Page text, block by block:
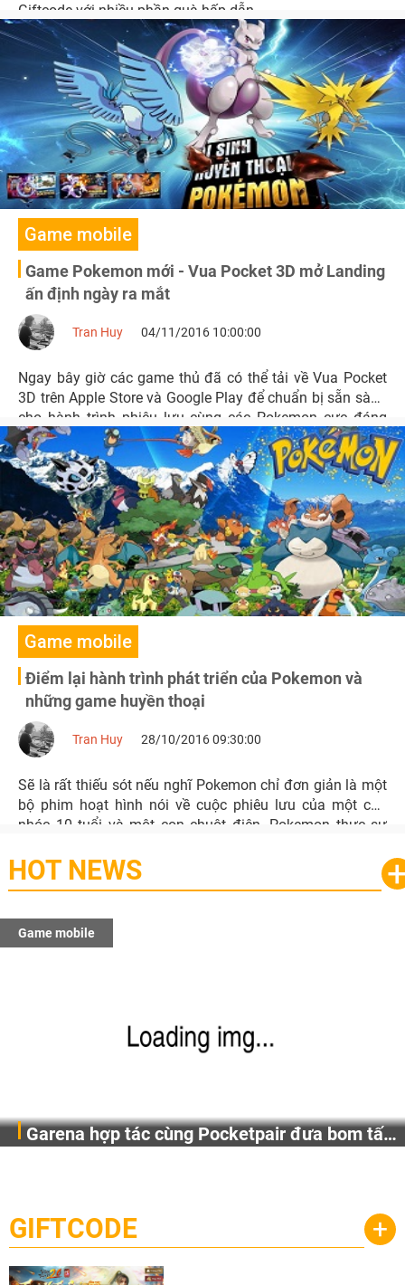
Giftcode với nhiều phần quà hấp dẫn.
Game mobile
Game Pokemon mới - Vua Pocket 3D mở Landing
ấn định ngày ra mắt
Tran Huy 04/11/2016 10:00:00
Ngay bây giờ các game thủ đã có thể tải về Vua Pocket
3D trên Apple Store và Google Play để chuẩn bị sẵn sàng
cho hành trình phiêu lưu cùng các Pokemon cực đáng
yêu.
Game mobile
Điểm lại hành trình phát triển của Pokemon và
những game huyền thoại
Tran Huy 28/10/2016 09:30:00
Sẽ là rất thiếu sót nếu nghĩ Pokemon chỉ đơn giản là một
bộ phim hoạt hình nói về cuộc phiêu lưu của một cậu
nhóc 10 tuổi và một con chuột điện. Pokemon thực sự
HOT NEWS
Game mobile
Garena hợp tác cùng Pocketpair đưa bom tấn
cầu, theo giấy phép chính thức từ công ty game Nhật Bản
Pocketpair, Inc.
GIFTCODE +